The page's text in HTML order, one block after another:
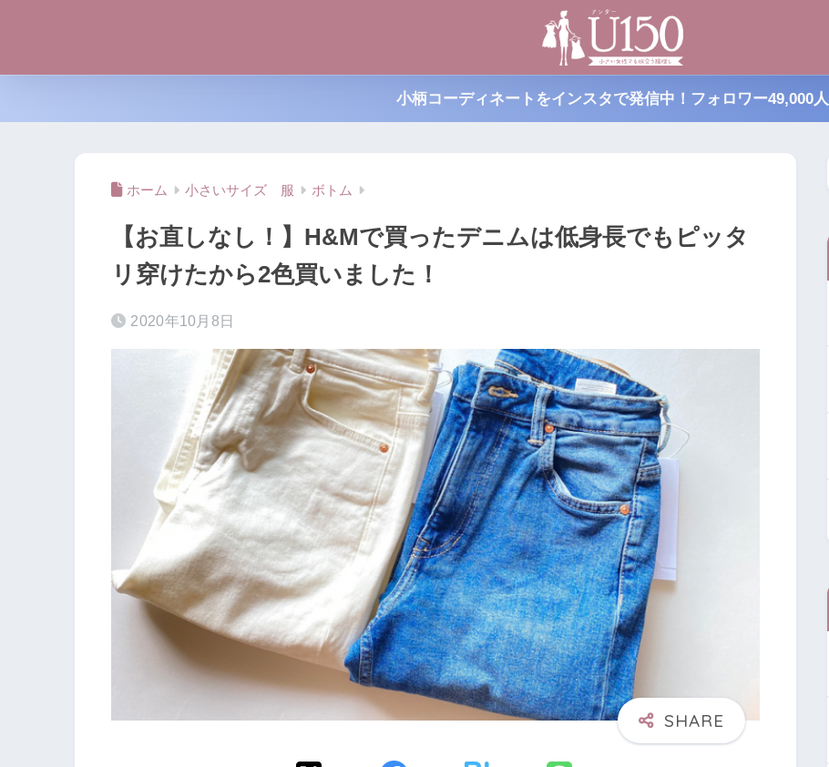
小柄コーディネートをインスタで発信中！フォロワー49,000人
ホーム 小さいサイズ 服 ボトム
【お直しなし！】H&Mで買ったデニムは低身長でもピッタ
リ穿けたから2色買いました！
2020年10月8日